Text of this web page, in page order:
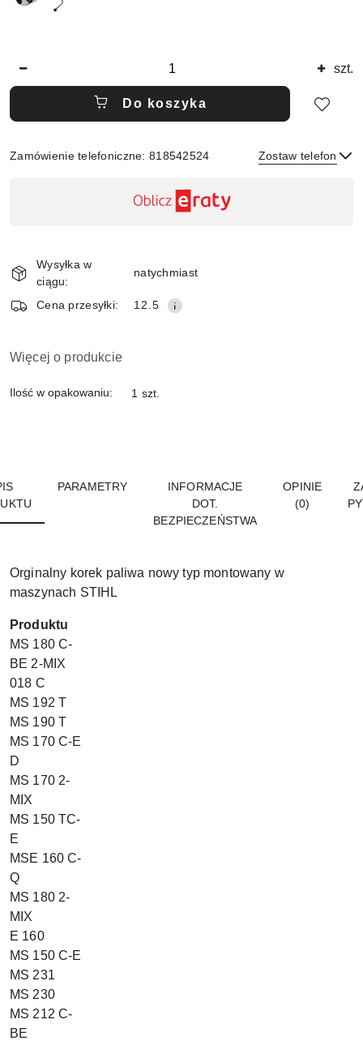
szt.
Do koszyka
Zamówienie telefoniczne: 818542524 Zostaw telefon
dostawa
Wysyłka w
ciągu:
natychmiast
Cena przesyłki: 12.5
Więcej o produkcie
Ilość w opakowaniu: 1 szt.
PARAMETRY
INFORMACJE
DOT.
BEZPIECZEŃSTWA
OPINIE
(0)
Orginalny korek paliwa nowy typ montowany w
maszynach STIHL
Produktu
MS 180 C-
BE 2-MIX
018 C
MS 192 T
MS 190 T
MS 170 C-E
D
MS 170 2-
MIX
MS 150 TC-
E
MSE 160 C-
Q
MS 180 2-
MIX
E 160
MS 150 C-E
MS 231
MS 230
MS 212 C-
BE